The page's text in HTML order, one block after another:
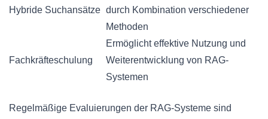
Hybride Suchansätze durch Kombination verschiedener
Methoden
Fachkräfteschulung
Ermöglicht effektive Nutzung und
Weiterentwicklung von RAG-
Systemen
Regelmäßige Evaluierungen der RAG-Systeme sind